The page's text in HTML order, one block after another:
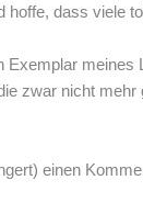
dass viele
Exemplar meines
zwar nicht
einen